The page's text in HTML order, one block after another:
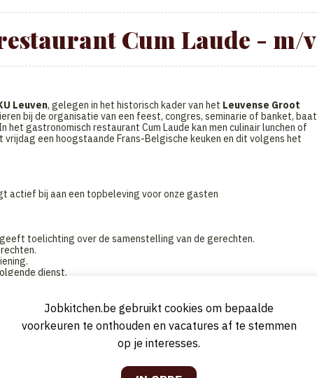
Cum Laude - m/v
Leuven, gelegen in het historisch kader van het Leuvense Groot
bij de organisatie van een feest, congres, seminarie of banket, baat
het gastronomisch restaurant Cum Laude kan men culinair lunchen of
een hoogstaande Frans-Belgische keuken en dit volgens het
actief bij aan een topbeleving voor onze gasten
toelichting over de samenstelling van de gerechten.
dienst.
Delight staat hierbij centraal.
in het Engels en Frans.
Jobkitchen.be gebruikt cookies om bepaalde
voorkeuren te onthouden en vacatures af te stemmen
op je interesses.